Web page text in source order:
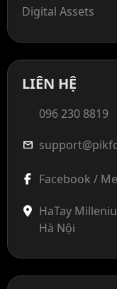
Digital Assets
LIÊN HỆ
096 230 8819
mail
Facebook /
HaTay
Hà Nội